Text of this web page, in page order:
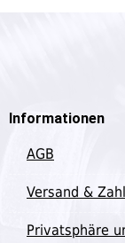
Informationen
AGB
Versand &
Privatsphäre